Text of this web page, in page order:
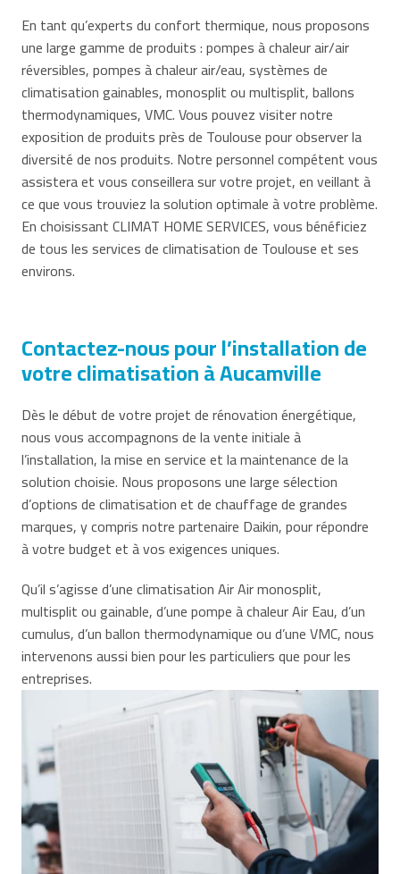
En tant qu’experts du confort thermique, nous proposons
une large gamme de produits : pompes à chaleur air/air
réversibles, pompes à chaleur air/eau, systèmes de
climatisation gainables, monosplit ou multisplit, ballons
thermodynamiques, VMC. Vous pouvez visiter notre
exposition de produits près de Toulouse pour observer la
diversité de nos produits. Notre personnel compétent vous
assistera et vous conseillera sur votre projet, en veillant à
ce que vous trouviez la solution optimale à votre problème.
En choisissant CLIMAT HOME SERVICES, vous bénéficiez
de tous les services de climatisation de Toulouse et ses
environs.
Contactez-nous pour l’installation de
votre climatisation à Aucamville
Dès le début de votre projet de rénovation énergétique,
nous vous accompagnons de la vente initiale à
l’installation, la mise en service et la maintenance de la
solution choisie. Nous proposons une large sélection
d’options de climatisation et de chauffage de grandes
marques, y compris notre partenaire Daikin, pour répondre
à votre budget et à vos exigences uniques.
Qu’il s’agisse d’une climatisation Air Air monosplit,
multisplit ou gainable, d’une pompe à chaleur Air Eau, d’un
cumulus, d’un ballon thermodynamique ou d’une VMC, nous
intervenons aussi bien pour les particuliers que pour les
entreprises.